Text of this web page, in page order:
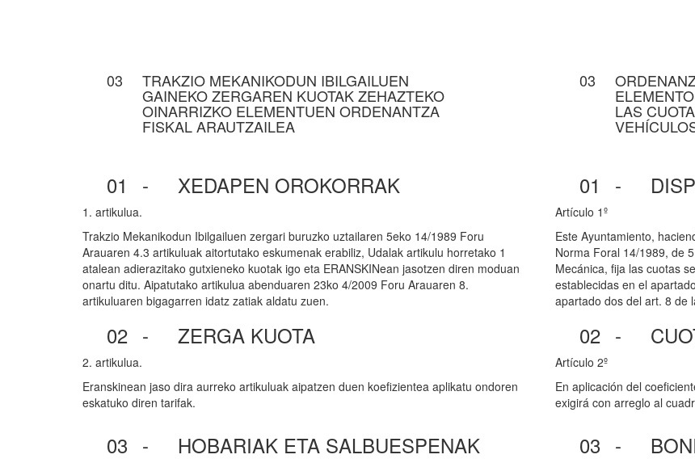
03 TRAKZIO MEKANIKODUN IBILGAILUEN
GAINEKO ZERGAREN KUOTAK ZEHAZTEKO
OINARRIZKO ELEMENTUEN ORDENANTZA
FISKAL ARAUTZAILEA
03
LAS
01 - XEDAPEN OROKORRAK 01 -
1. artikulua.
Artículo 1º
Trakzio Mekanikodun Ibilgailuen zergari buruzko uztailaren 5eko 14/1989 Foru
Arauaren 4.3 artikuluak aitortutako eskumenak erabiliz, Udalak artikulu horretako 1
atalean adierazitako gutxieneko kuotak igo eta ERANSKINean jasotzen diren moduan
onartu ditu. Aipatutako artikulua abenduaren 23ko 4/2009 Foru Arauaren 8.
artikuluaren bigagarren idatz zatiak aldatu zuen.
Este Ayuntamiento,
Norma Foral 14/1989, de
Mecánica, fija las cuotas
establecidas en el
apartado dos del art. 8 de
02 - ZERGA KUOTA 02 -
2. artikulua.
Artículo 2º
Eranskinean jaso dira aurreko artikuluak aipatzen duen koefizientea aplikatu ondoren
eskatuko diren tarifak.
En aplicación del
exigirá con arreglo al
03 - HOBARIAK ETA SALBUESPENAK 03 -